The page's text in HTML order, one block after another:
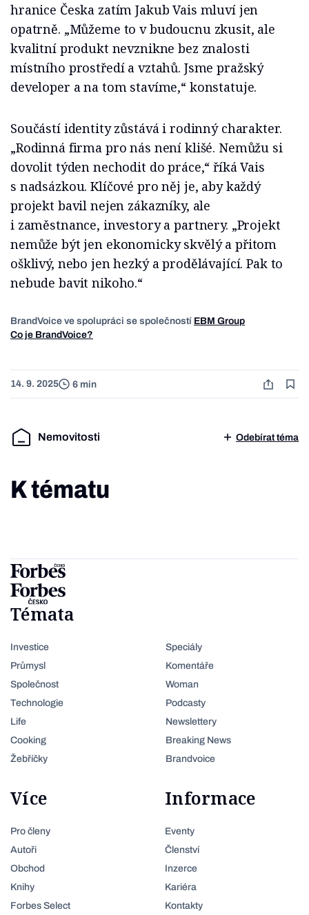
hranice Česka zatím Jakub Vais mluví jen
opatrně. „Můžeme to v budoucnu zkusit, ale
kvalitní produkt nevznikne bez znalosti
místního prostředí a vztahů. Jsme pražský
developer a na tom stavíme,“ konstatuje.
Součástí identity zůstává i rodinný charakter.
„Rodinná firma pro nás není klišé. Nemůžu si
dovolit týden nechodit do práce,“ říká Vais
s nadsázkou. Klíčové pro něj je, aby každý
projekt bavil nejen zákazníky, ale
i zaměstnance, investory a partnery. „Projekt
nemůže být jen ekonomicky skvělý a přitom
ošklivý, nebo jen hezký a prodělávající. Pak to
nebude bavit nikoho.“
BrandVoice ve spolupráci se společností EBM Group
Co je BrandVoice?
14. 9. 2025 6 min
Nemovitosti Odebírat téma
K tématu
Témata
Investice
Průmysl
Společnost
Technologie
Life
Cooking
Žebříčky
Speciály
Komentáře
Woman
Podcasty
Newslettery
Breaking News
Brandvoice
Více
Pro členy
Autoři
Obchod
Knihy
Forbes Select
Informace
Eventy
Členství
Inzerce
Kariéra
Kontakty